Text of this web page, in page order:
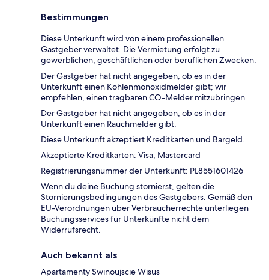
Bestimmungen
Diese Unterkunft wird von einem professionellen
Gastgeber verwaltet. Die Vermietung erfolgt zu
gewerblichen, geschäftlichen oder beruflichen Zwecken.
Der Gastgeber hat nicht angegeben, ob es in der
Unterkunft einen Kohlenmonoxidmelder gibt; wir
empfehlen, einen tragbaren CO-Melder mitzubringen.
Der Gastgeber hat nicht angegeben, ob es in der
Unterkunft einen Rauchmelder gibt.
Diese Unterkunft akzeptiert Kreditkarten und Bargeld.
Akzeptierte Kreditkarten: Visa, Mastercard
Registrierungsnummer der Unterkunft: PL8551601426
Wenn du deine Buchung stornierst, gelten die
Stornierungsbedingungen des Gastgebers. Gemäß den
EU-Verordnungen über Verbraucherrechte unterliegen
Buchungsservices für Unterkünfte nicht dem
Widerrufsrecht.
Auch bekannt als
Apartamenty Swinoujscie Wisus